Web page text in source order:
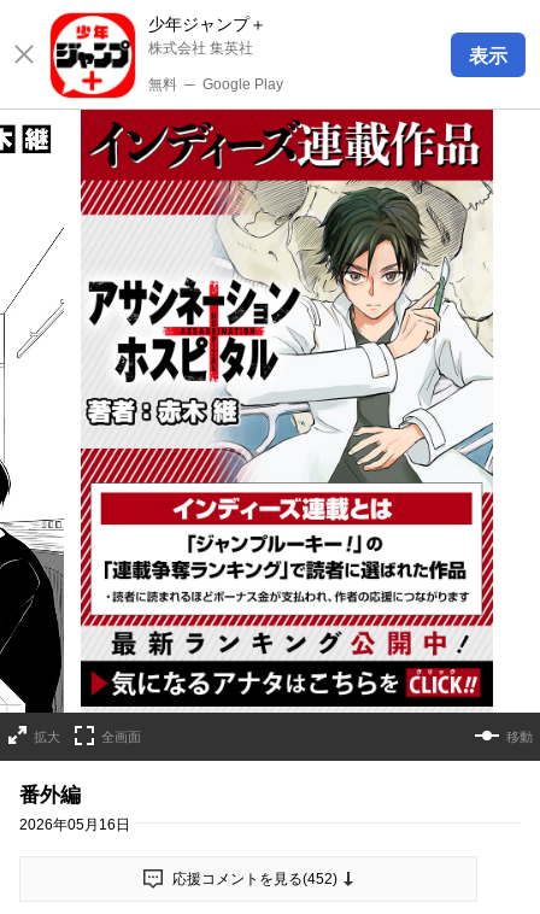
少年ジャンプ＋
株式会社 集英社
無料 ─ Google Play
表示
詳細ページへのリンク
拡大 全画面 移動
番外編
2026年05月16日
応援コメントを見る(452)